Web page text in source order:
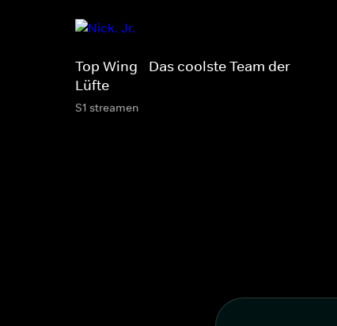
Top Wing - Das coolste Team der
Lüfte
S1 streamen